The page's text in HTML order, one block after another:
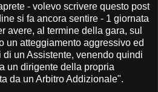
- volevo scrivere questo post
si fa ancora sentire - 1 giornata
avere, al termine della gara, sul
un atteggiamento aggressivo ed
un Assistente, venendo quindi
un dirigente della propria
da un Arbitro Addizionale".